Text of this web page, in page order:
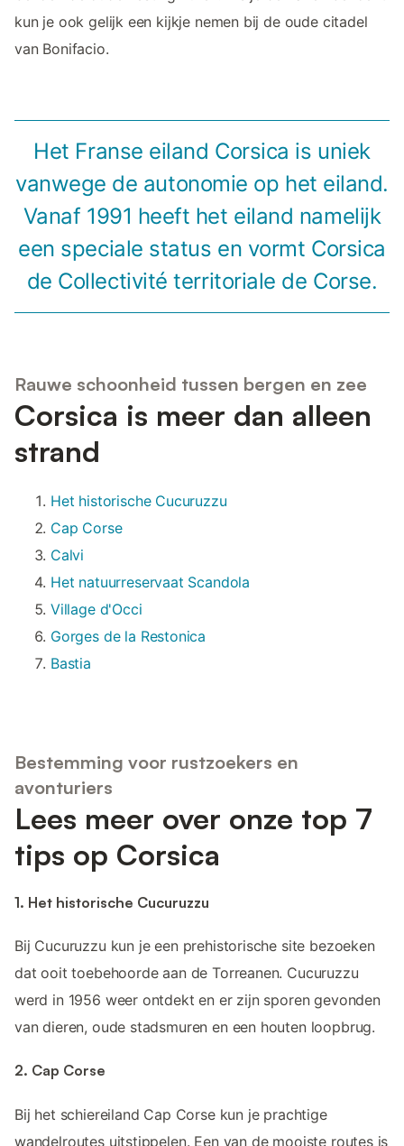
kun je ook gelijk een kijkje nemen bij de oude citadel
van Bonifacio.
Het Franse eiland Corsica is uniek
vanwege de autonomie op het eiland.
Vanaf 1991 heeft het eiland namelijk
een speciale status en vormt Corsica
de Collectivité territoriale de Corse.
Rauwe schoonheid tussen bergen en zee
Corsica is meer dan alleen
strand
Het historische Cucuruzzu
Cap Corse
Calvi
Het natuurreservaat Scandola
Village d'Occi
Gorges de la Restonica
Bastia
Bestemming voor rustzoekers en
avonturiers
Lees meer over onze top 7
tips op Corsica
1. Het historische Cucuruzzu
Bij Cucuruzzu kun je een prehistorische site bezoeken
dat ooit toebehoorde aan de Torreanen. Cucuruzzu
werd in 1956 weer ontdekt en er zijn sporen gevonden
van dieren, oude stadsmuren en een houten loopbrug.
2. Cap Corse
Bij het schiereiland Cap Corse kun je prachtige
wandelroutes uitstippelen. Een van de mooiste routes is